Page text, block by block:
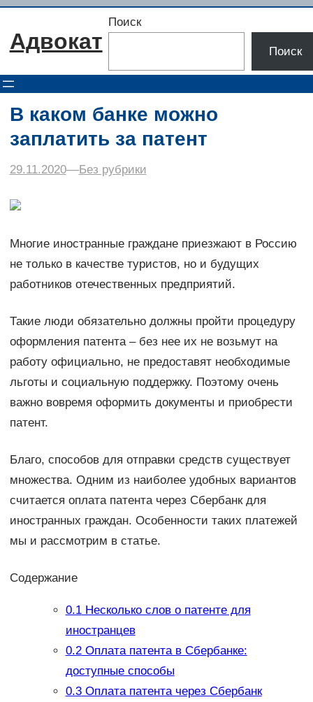
Перейти
содержимому
Адвокат
Поиск
Поиск
В каком банке можно
заплатить за патент
29.11.2020––Без рубрики
Многие иностранные граждане приезжают в Россию
не только в качестве туристов, но и будущих
работников отечественных предприятий.
Такие люди обязательно должны пройти процедуру
оформления патента – без нее их не возьмут на
работу официально, не предоставят необходимые
льготы и социальную поддержку. Поэтому очень
важно вовремя оформить документы и приобрести
патент.
Благо, способов для отправки средств существует
множества. Одним из наиболее удобных вариантов
считается оплата патента через Сбербанк для
иностранных граждан. Особенности таких платежей
мы и рассмотрим в статье.
Содержание
0.1Несколько слов о патенте для
иностранцев
0.2Оплата патента в Сбербанке:
доступные способы
0.3Оплата патента через Сбербанк